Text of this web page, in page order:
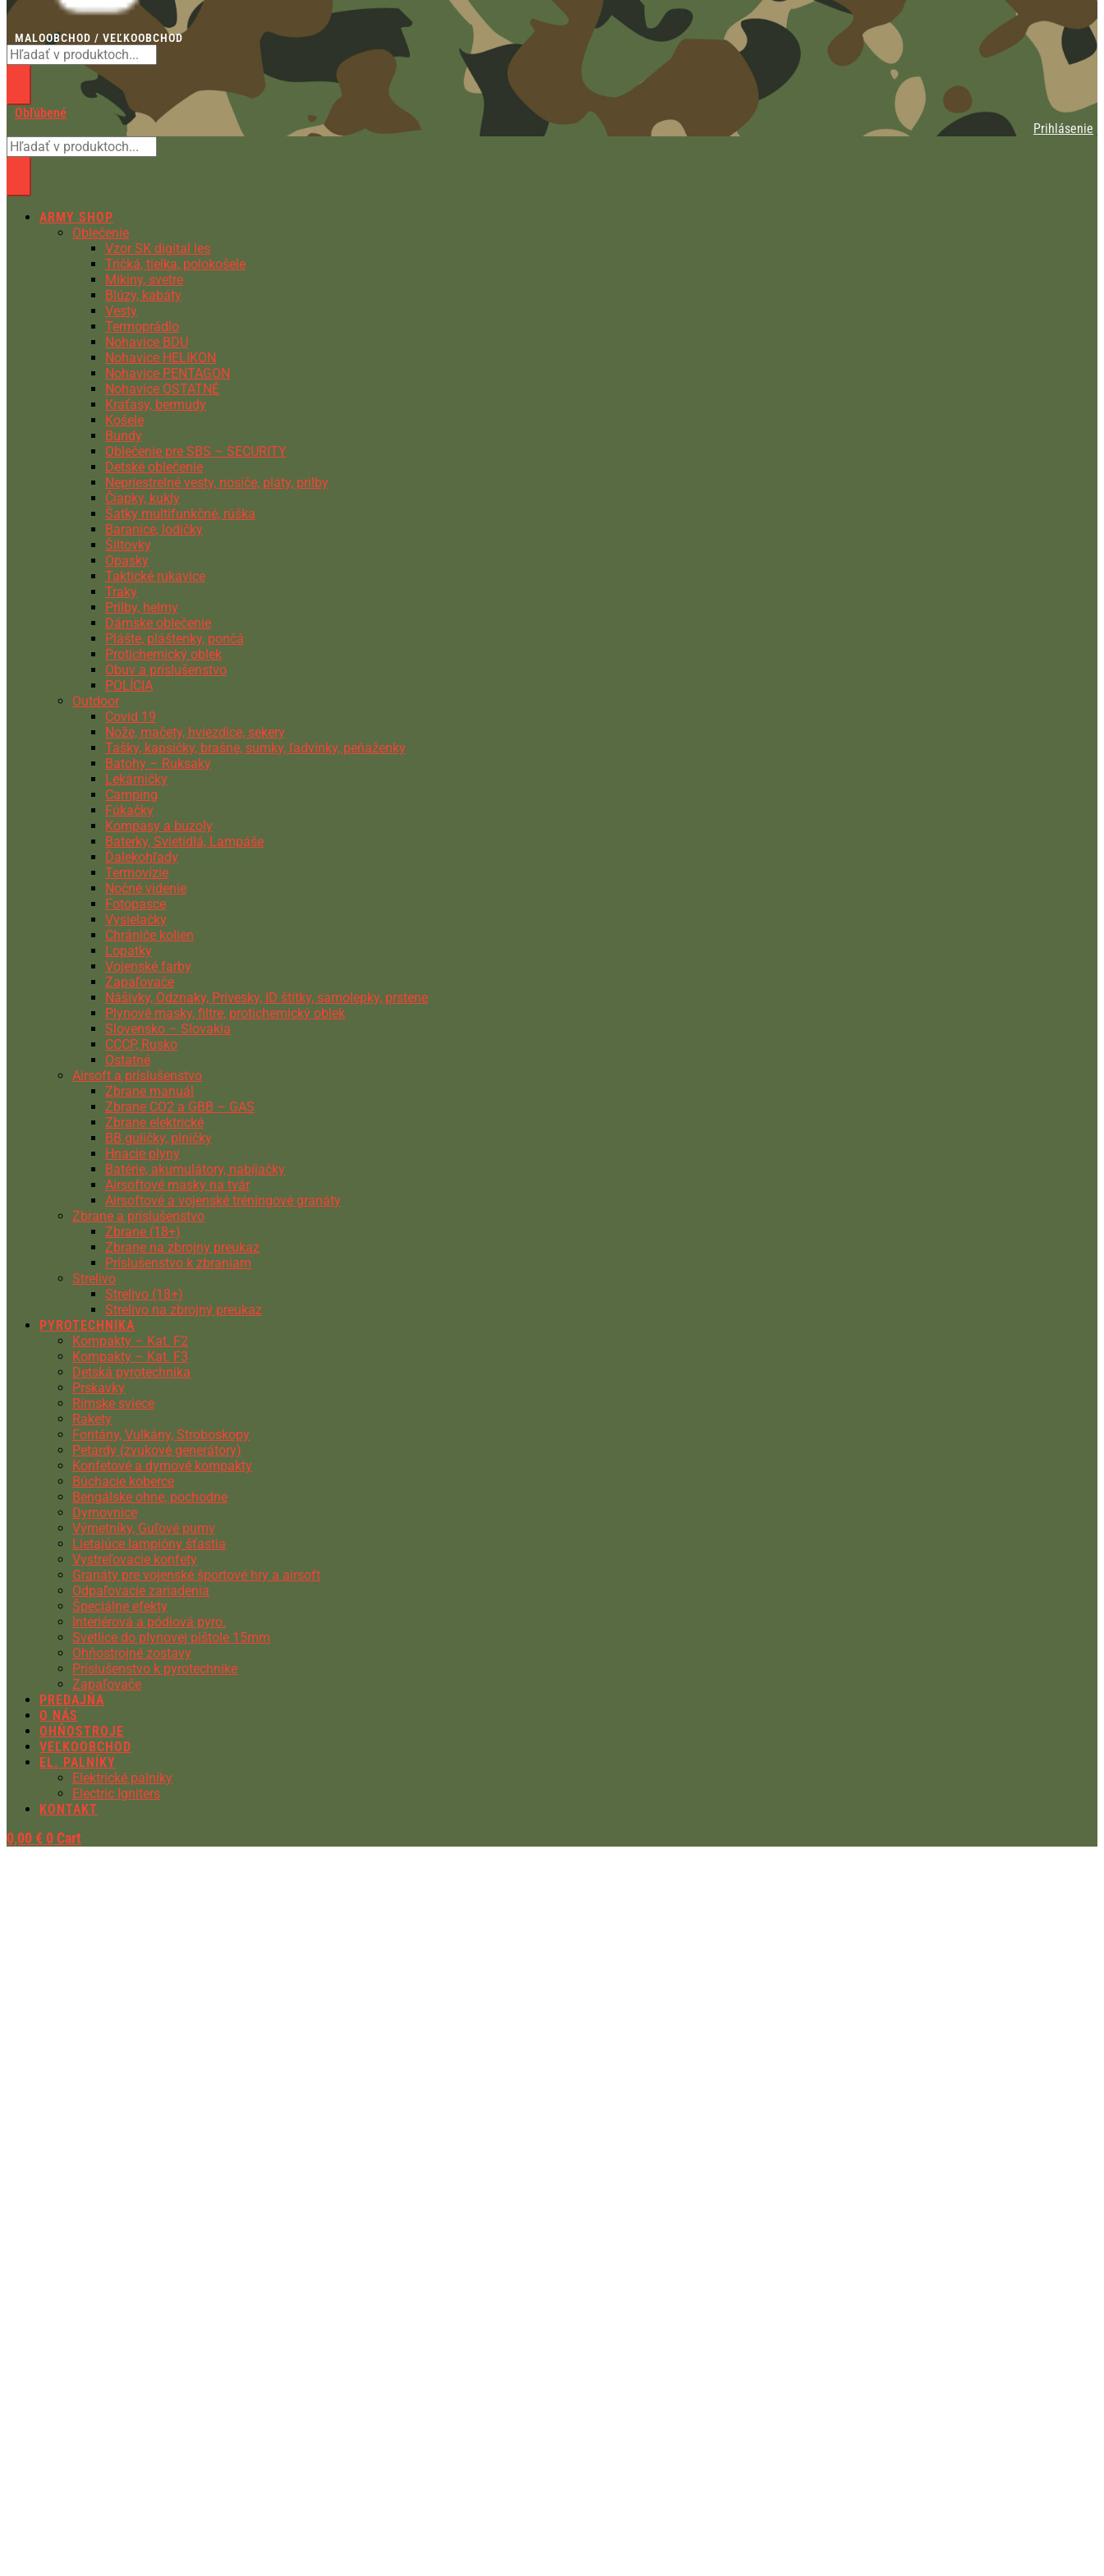
MALOOBCHOD / VEĽKOOBCHOD
Obľúbené
Prihlásenie
ARMY SHOP
Oblečenie
Vzor SK digital les
Tričká, tielka, polokošele
Mikiny, svetre
Blúzy, kabáty
Vesty
Termoprádlo
Nohavice BDU
Nohavice HELIKON
Nohavice PENTAGON
Nohavice OSTATNÉ
Kraťasy, bermudy
Košele
Bundy
Oblečenie pre SBS – SECURITY
Detské oblečenie
Nepriestrelné vesty, nosiče, pláty, prilby
Čiapky, kukly
Šatky multifunkčné, rúška
Baranice, lodičky
Šiltovky
Opasky
Taktické rukavice
Traky
Prilby, helmy
Dámske oblečenie
Plášte, pláštenky, pončá
Protichemický oblek
Obuv a príslušenstvo
POLÍCIA
Outdoor
Covid 19
Nože, mačety, hviezdice, sekery
Tašky, kapsičky, brašne, sumky, ľadvinky, peňaženky
Batohy – Ruksaky
Lekárničky
Camping
Fúkačky
Kompasy a buzoly
Baterky, Svietidlá, Lampáše
Ďalekohľady
Termovízie
Nočné videnie
Fotopasce
Vysielačky
Chrániče kolien
Lopatky
Vojenské farby
Zapaľovače
Nášivky, Odznaky, Prívesky, ID štítky, samolepky, prstene
Plynové masky, filtre, protichemický oblek
Slovensko – Slovakia
CCCP, Rusko
Ostatné
Airsoft a príslušenstvo
Zbrane manuál
Zbrane CO2 a GBB – GAS
Zbrane elektrické
BB guličky, plničky
Hnacie plyny
Batérie, akumulátory, nabíjačky
Airsoftové masky na tvár
Airsoftové a vojenské tréningové granáty
Zbrane a príslušenstvo
Zbrane (18+)
Zbrane na zbrojny preukaz
Príslušenstvo k zbraniam
Strelivo
Strelivo (18+)
Strelivo na zbrojný preukaz
PYROTECHNIKA
Kompakty – Kat. F2
Kompakty – Kat. F3
Detská pyrotechnika
Prskavky
Rímske sviece
Rakety
Fontány, Vulkány, Stroboskopy
Petardy (zvukové generátory)
Konfetové a dymové kompakty
Búchacie koberce
Bengálske ohne, pochodne
Dymovnice
Výmetníky, Guľové pumy
Lietajúce lampióny šťastia
Vystreľovacie konfety
Granáty pre vojenské športové hry a airsoft
Odpaľovacie zariadenia
Špeciálne efekty
Interiérová a pódiová pyro.
Svetlice do plynovej pištole 15mm
Ohňostrojné zostavy
Príslušenstvo k pyrotechnike
Zapaľovače
PREDAJŇA
O NÁS
OHŇOSTROJE
VEĽKOOBCHOD
EL. PALNÍKY
Elektrické palníky
Electric Igniters
KONTAKT
0,00 € 0 Cart